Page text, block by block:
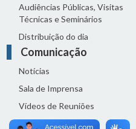
Audiências Públicas, Visitas
Técnicas e Seminários
Distribuição do dia
Comunicação
Notícias
Sala de Imprensa
Vídeos de Reuniões
Solenidades